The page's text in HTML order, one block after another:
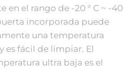
en el rango de -20 ° C ~ -40
incorporada puede
una temperatura
es fácil de limpiar. El
ultra baja es el